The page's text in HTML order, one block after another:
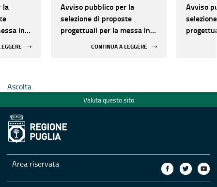
la
in
Avviso pubblico per la
selezione di proposte
progettuali per la messa in
CONTINUA A LEGGERE
Avviso
Ascolta
Valuta questo sito
Area riservata